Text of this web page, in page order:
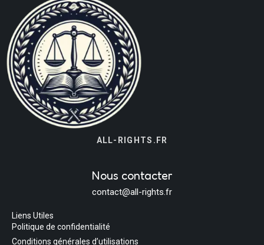
ALL-RIGHTS.FR
Nous contacter
contact@all-rights.fr
Liens Utiles
Politique de confidentialité
Conditions générales d’utilisations